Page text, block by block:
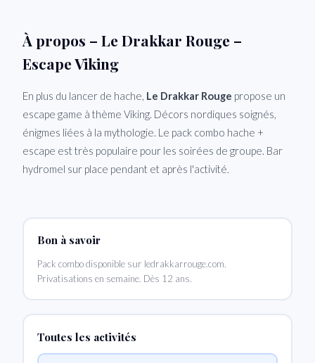
À propos – Le Drakkar Rouge –
Escape Viking
En plus du lancer de hache, Le Drakkar Rouge propose un
escape game à thème Viking. Décors nordiques soignés,
énigmes liées à la mythologie. Le pack combo hache +
escape est très populaire pour les soirées de groupe. Bar
hydromel sur place pendant et après l'activité.
Bon à savoir
Pack combo disponible sur ledrakkarrouge.com.
Privatisations en semaine. Dès 12 ans.
Toutes les activités